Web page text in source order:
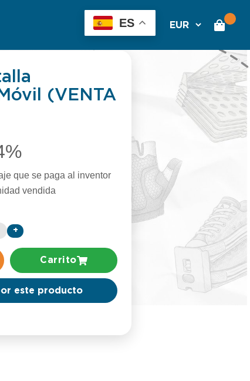
ES
(VENTA
que se paga al inventor
vendida
+
Carrito
este producto